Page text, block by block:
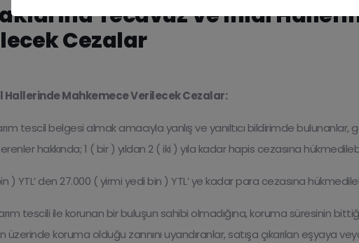
Tecavüz Ve Ihlal
Cezalar
Hallerinde Mahkemece Verilecek Cezalar:
tescil belgesi almak amacıyla yanlış ve yanıltıcı bildirimde
hakkında; 1 ( bir ) yıldan 2 ( iki ) yıla kadar hapis cezasına
) YTL’ den 27.000 ( yirmi yedi bin ) YTL’ ye kadar para cezasına
tescili ile korunan bir buluşun sahibi olmadığına, koruma süresinin
üzerinde koruma olduğu zannını uyandıranlar, satışa çıkarılan eşyaya